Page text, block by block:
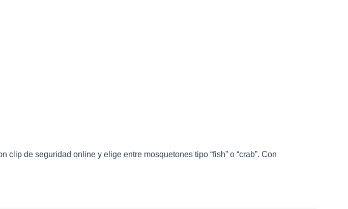
de seguridad online y elige entre mosquetones tipo “fish” o “crab”. Con